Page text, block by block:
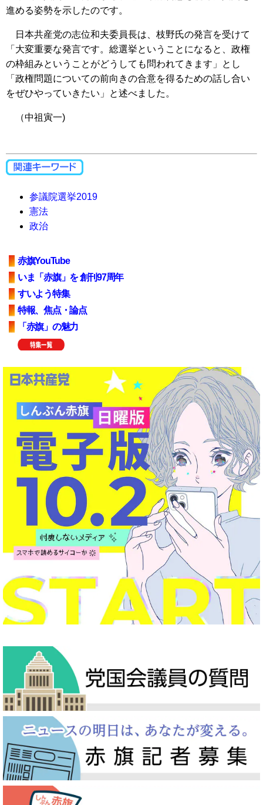
進める姿勢を示したのです。
日本共産党の志位和夫委員長は、枝野氏の発言を受けて
「大変重要な発言です。総選挙ということになると、政権
の枠組みということがどうしても問われてきます」とし
「政権問題についての前向きの合意を得るための話し合い
をぜひやっていきたい」と述べました。
（中祖寅一)
参議院選挙2019
憲法
政治
赤旗YouTube
いま「赤旗」を 創刊97周年
すいよう特集
特報、焦点・論点
「赤旗」の魅力